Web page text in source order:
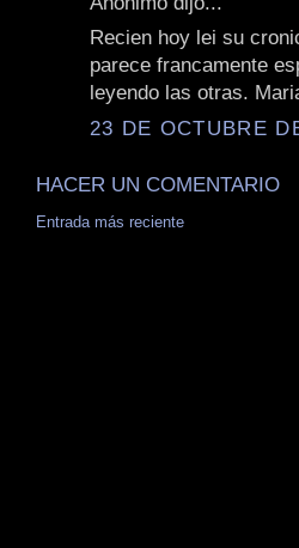
Recien hoy lei su
parece francamente
leyendo las otras.
23 DE OCTUBRE
HACER UN COMENTARIO
Entrada más reciente